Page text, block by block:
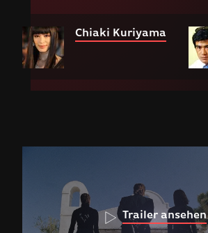
Chiaki Kuriyama
Trailer ansehen